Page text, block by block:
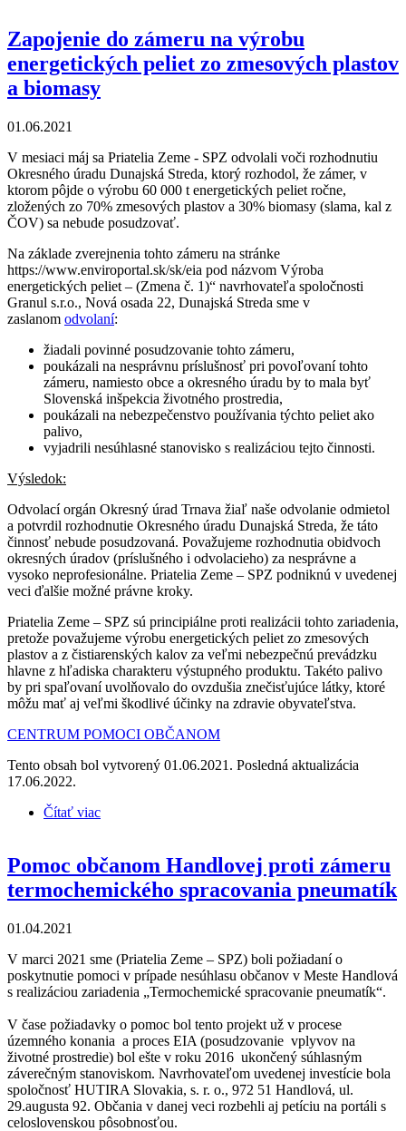
Zapojenie do zámeru na výrobu
energetických peliet zo zmesových plastov
a biomasy
01.06.2021
V mesiaci máj sa Priatelia Zeme - SPZ odvolali voči rozhodnutiu
Okresného úradu Dunajská Streda, ktorý rozhodol, že zámer, v
ktorom pôjde o výrobu 60 000 t energetických peliet ročne,
zložených zo 70% zmesových plastov a 30% biomasy (slama, kal z
ČOV) sa nebude posudzovať.
Na základe zverejnenia tohto zámeru na stránke
https://www.enviroportal.sk/sk/eia pod názvom Výroba
energetických peliet – (Zmena č. 1)“ navrhovateľa spoločnosti
Granul s.r.o., Nová osada 22, Dunajská Streda sme v
zaslanom odvolaní:
žiadali povinné posudzovanie tohto zámeru,
poukázali na nesprávnu príslušnosť pri povoľovaní tohto
zámeru, namiesto obce a okresného úradu by to mala byť
Slovenská inšpekcia životného prostredia,
poukázali na nebezpečenstvo používania týchto peliet ako
palivo,
vyjadrili nesúhlasné stanovisko s realizáciou tejto činnosti.
Výsledok:
Odvolací orgán Okresný úrad Trnava žiaľ naše odvolanie odmietol
a potvrdil rozhodnutie Okresného úradu Dunajská Streda, že táto
činnosť nebude posudzovaná. Považujeme rozhodnutia obidvoch
okresných úradov (príslušného i odvolacieho) za nesprávne a
vysoko neprofesionálne. Priatelia Zeme – SPZ podniknú v uvedenej
veci ďalšie možné právne kroky.
Priatelia Zeme – SPZ sú principiálne proti realizácii tohto zariadenia,
pretože považujeme výrobu energetických peliet zo zmesových
plastov a z čistiarenských kalov za veľmi nebezpečnú prevádzku
hlavne z hľadiska charakteru výstupného produktu. Takéto palivo
by pri spaľovaní uvolňovalo do ovzdušia znečisťujúce látky, ktoré
môžu mať aj veľmi škodlivé účinky na zdravie obyvateľstva.
CENTRUM POMOCI OBČANOM
Tento obsah bol vytvorený 01.06.2021. Posledná aktualizácia
17.06.2022.
Čítať viac
Pomoc občanom Handlovej proti zámeru
termochemického spracovania pneumatík
01.04.2021
V marci 2021 sme (Priatelia Zeme – SPZ) boli požiadaní o
poskytnutie pomoci v prípade nesúhlasu občanov v Meste Handlová
s realizáciou zariadenia „Termochemické spracovanie pneumatík“.
V čase požiadavky o pomoc bol tento projekt už v procese
územného konania a proces EIA (posudzovanie vplyvov na
životné prostredie) bol ešte v roku 2016 ukončený súhlasným
záverečným stanoviskom. Navrhovateľom uvedenej investície bola
spoločnosť HUTIRA Slovakia, s. r. o., 972 51 Handlová, ul.
29.augusta 92. Občania v danej veci rozbehli aj petíciu na portáli s
celoslovenskou pôsobnosťou.